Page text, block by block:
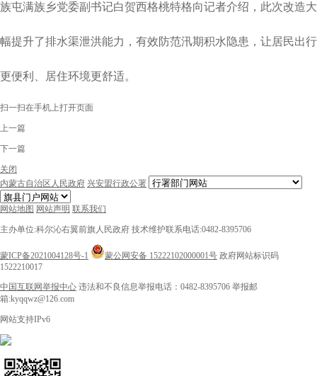
族屯满族乡党委副书记白贺西格桃特格向记者介绍，此次改造大
幅提升了排水渠泄洪能力，有效防范汛期积水隐患，让居民出行
更便利、居住环境更舒适。
扫一扫在手机上打开页面
上一篇
下一篇
关闭
内蒙古自治区人民政府 兴安盟行政公署
网站地图 网站声明 联系我们
主办单位:科尔沁右翼前旗人民政府 技术维护联系电话:0482-8395706
蒙ICP备2021004128号-1 蒙公网安备 15222102000001号 政府网站标识码
1522210017
中国互联网举报中心 违法和不良信息举报电话：0482-8395706 举报邮
箱:kyqqwz@126.com
网站支持IPv6